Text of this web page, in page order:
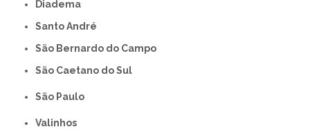
Diadema
Santo André
São Bernardo do Campo
São Caetano do Sul
São Paulo
Valinhos